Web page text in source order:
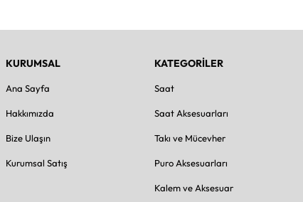
KURUMSAL
Ana Sayfa
Hakkımızda
Bize Ulaşın
Kurumsal Satış
KATEGORİLER
Saat
Saat Aksesuarları
Takı ve Mücevher
Puro Aksesuarları
Kalem ve Aksesuar